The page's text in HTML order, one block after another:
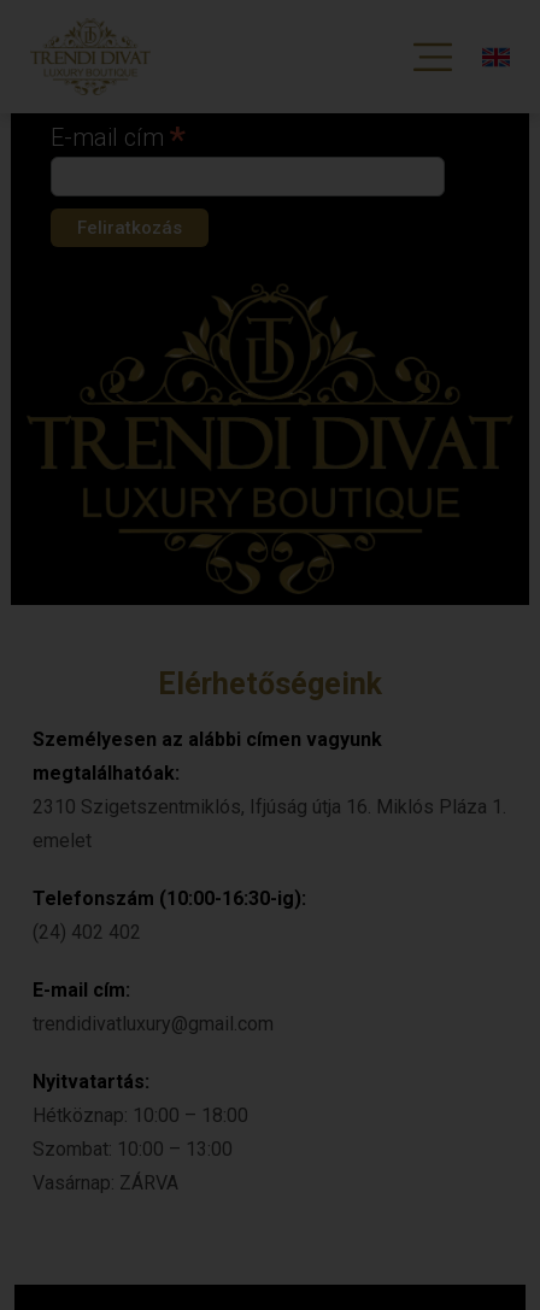
Iratkozz fel hírlevelünkre!
*
E-mail cím*
Elérhetőségeink
Személyesen az alábbi címen vagyunk
megtalálhatóak:
2310 Szigetszentmiklós, Ifjúság útja 16. Miklós Pláza 1.
emelet
Telefonszám (10:00-16:30-ig):
(24) 402 402
E-mail cím:
trendidivatluxury@gmail.com
Nyitvatartás:
Hétköznap: 10:00 – 18:00
Szombat: 10:00 – 13:00
Vasárnap: ZÁRVA